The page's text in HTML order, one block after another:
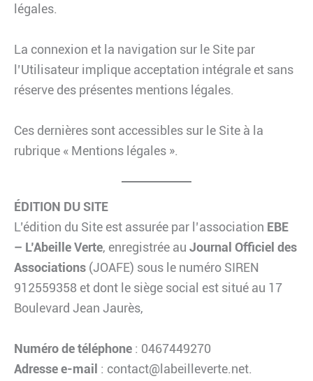
légales.
La connexion et la navigation sur le Site par
l’Utilisateur implique acceptation intégrale et sans
réserve des présentes mentions légales.
Ces dernières sont accessibles sur le Site à la
rubrique « Mentions légales ».
ÉDITION DU SITE
L’édition du Site est assurée par l’association EBE
– L’Abeille Verte, enregistrée au Journal Officiel des
Associations (JOAFE) sous le numéro SIREN
912559358 et dont le siège social est situé au 17
Boulevard Jean Jaurès,
Numéro de téléphone : 0467449270
Adresse e-mail : contact@labeilleverte.net.